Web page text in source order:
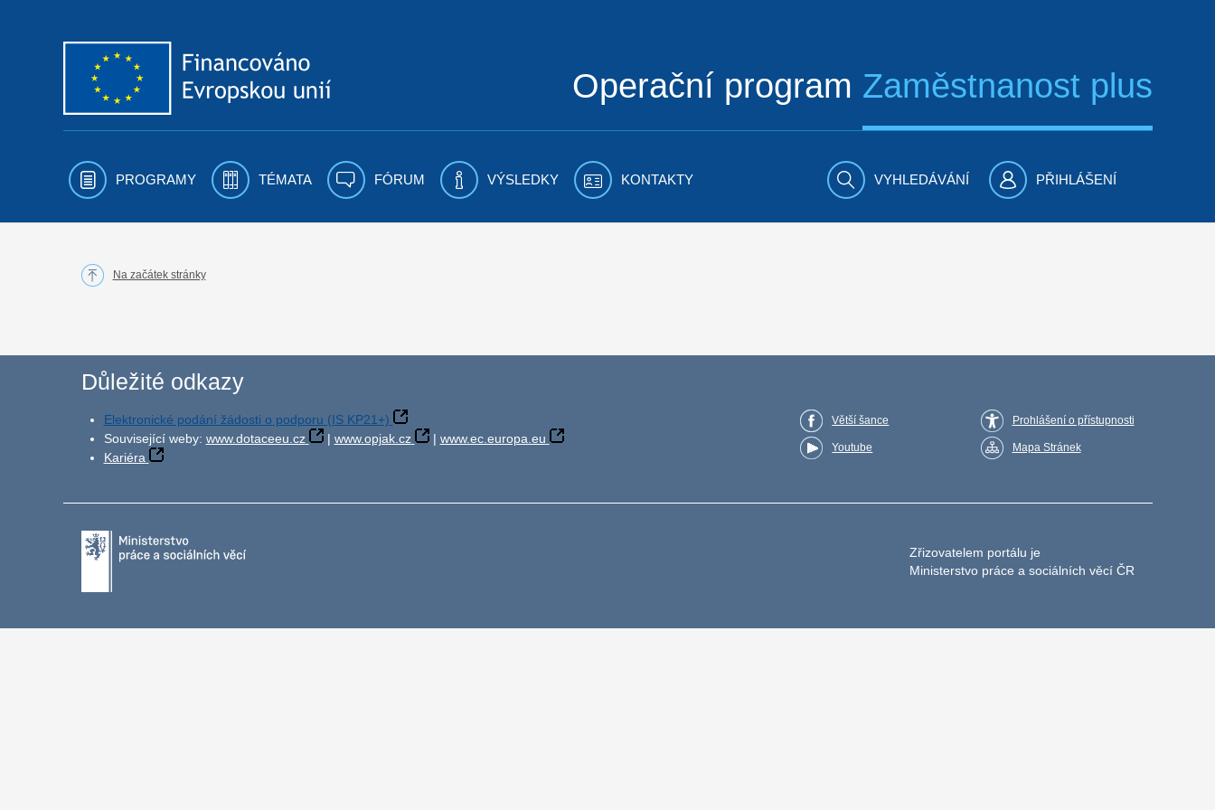
Operační program Zaměstnanost plus
PROGRAMY TÉMATA FÓRUM VÝSLEDKY KONTAKTY VYHLEDÁVÁNÍ PŘIHLÁŠENÍ
Na začátek stránky
Důležité odkazy
Elektronické podání žádosti o podporu (IS KP21+)
Související weby: www.dotaceeu.cz | www.opjak.cz | www.ec.europa.eu
Kariéra
Větší šance
Youtube
Prohlášení o přístupnosti
Mapa Stránek
Zřizovatelem portálu je
Ministerstvo práce a sociálních věcí ČR